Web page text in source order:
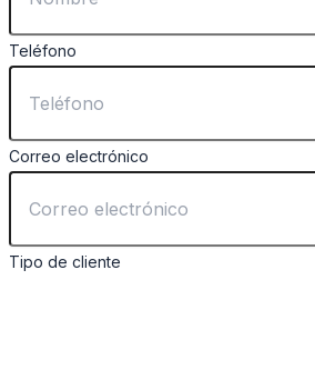
Teléfono
Correo electrónico
Tipo de cliente